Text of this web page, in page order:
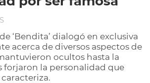
‘Bendita’ dialogó en exclusiva
acerca de diversos aspectos de
ocultos hasta la
forjaron la personalidad que